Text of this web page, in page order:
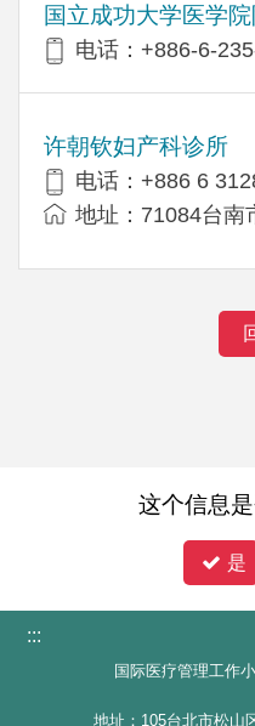
国立成功大学医学
电话：+886-6-
许朝钦妇产科诊所
电话：+886 6
地址：71084台南
这个信息
是
:::
国际医疗管理工作
地址：105台北市松山